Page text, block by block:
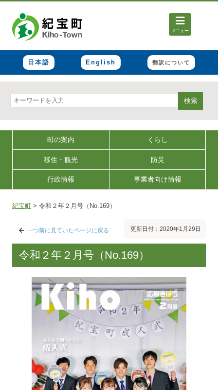
メニュー
日本語 English 翻訳について
検索
町の案内 くらし
移住・観光 防災
行政情報 事業者向け情報
紀宝町 > 令和２年２月号（No.169）
一つ前に見ていたページに戻る 更新日付：2020年1月29日
令和２年２月号（No.169）